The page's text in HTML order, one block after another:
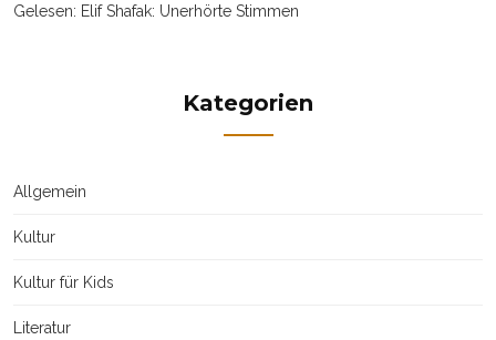
Gelesen: Elif Shafak: Unerhörte Stimmen
Kategorien
Allgemein
Kultur
Kultur für Kids
Literatur